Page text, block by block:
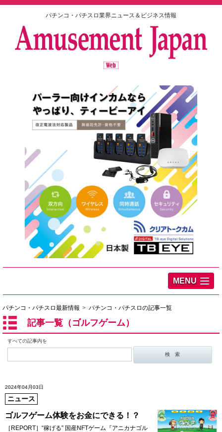
パチンコ・パチスロ業界ニュース＆ビジネス情報
MENU
パチンコ・パチスロ最新情報 パチンコ・パチスロの記事一覧
記事一覧（ゴルフゲーム）
すべての記事内を
2024年04月03日
ニュース
ゴルフゲーム体験をお金にできる！？
［REPORT］“稼げる” 国産NFTゲーム『アニカナゴル